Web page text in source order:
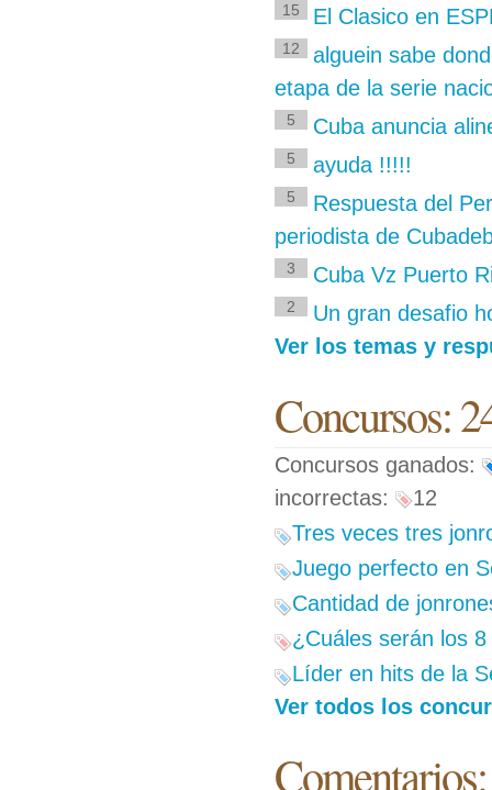
15 El Clasico en
12
alguein sabe
etapa de la serie
5 Cuba anuncia
5 ayuda !!!!!
5
Respuesta del
periodista de
3 Cuba Vz Puerto
2
Un gran desafio
Ver los temas y
Concursos:
Concursos ganados:
incorrectas:
12
Tres veces tres
Juego perfecto en
Cantidad de
¿Cuáles serán los
Líder en hits de la
Ver todos los